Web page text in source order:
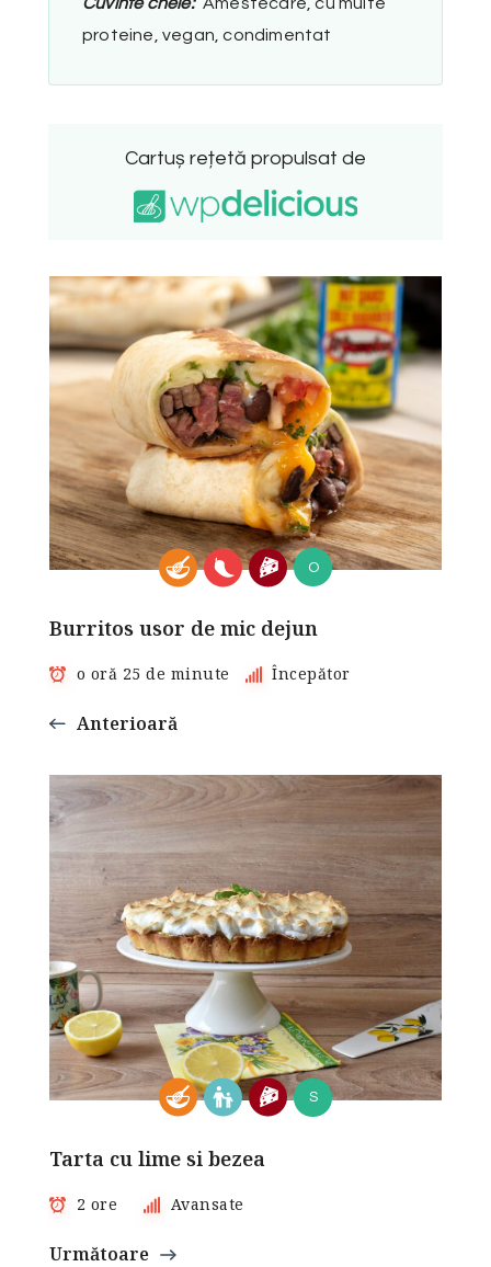
proteine, vegan, condimentat
Cartuș rețetă propulsat de
O
Burritos usor de mic dejun
o oră 25 de minute Începător
Anterioară
S
Tarta cu lime si bezea
2 ore Avansate
Următoare